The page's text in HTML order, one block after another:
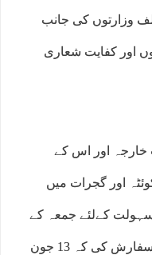
وزارتوں کی جانب
اور کفایت شعاری
خارجہ اور اس کے
اور گجرات میں
کےلئے جمعہ کے
روز بھی کھلی رہیں گی۔ کمیٹی نے سفارش کی کہ 13 جون